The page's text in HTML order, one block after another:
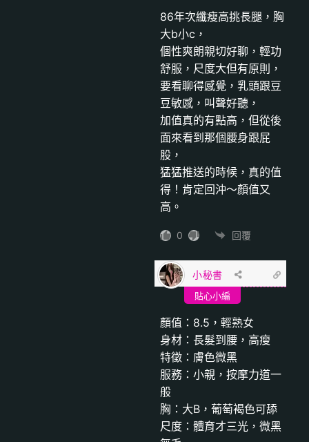
86年次纖瘦高挑長腿，胸
大b小c，
個性爽朗親切好聊，輕功
舒服，尺度大但有原則，
要看聊得感覺，乳頭跟豆
豆敏感，叫聲好聽，
加值真的有點高，但從後
面來看到那個腰身跟屁
股，
猛猛推送的時候，真的值
得！肯定回沖～顏值又
高。
0 回覆
小秘書
貼心小編
顏值：8.5，輕熟女
身材：長髮到腰，高瘦
特徵：膚色微黑
服務：小親，按摩力道一
般
胸：大B，葡萄褐色可舔
尺度：體育才三光，微黑